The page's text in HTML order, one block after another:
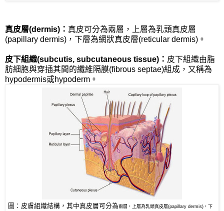
真皮層(dermis)： 真皮可分為兩層，上層為乳頭真皮層
(papillary dermis)，下層為網狀真皮層(reticular dermis)。
皮下組織(subcutis, subcutaneous tissue)： 皮下組織由脂
肪細胞與穿插其間的纖維隔膜(fibrous septae)組成，又稱為
hypodermis或hypoderm。
圖：皮膚組織結構，其中真皮層可分為 兩層，上層為乳頭真皮層(papillary dermis)，下